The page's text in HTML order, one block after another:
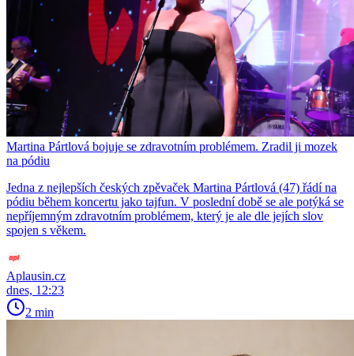
Martina Pártlová bojuje se zdravotním problémem. Zradil ji mozek
na pódiu
Jedna z nejlepších českých zpěvaček Martina Pártlová (47) řádí na
pódiu během koncertu jako tajfun. V poslední době se ale potýká se
nepříjemným zdravotním problémem, který je ale dle jejích slov
spojen s věkem.
Aplausin.cz
dnes, 12:23
2 min